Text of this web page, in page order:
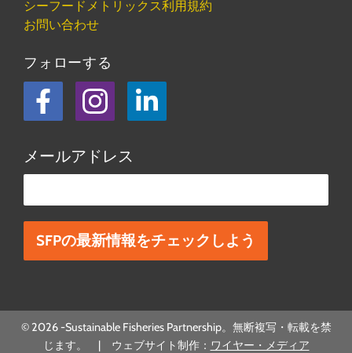
シーフードメトリックス利用規約
お問い合わせ
フォローする
フェイスブック
Instagram
LinkedIn
メールアドレス
© 2026 -Sustainable Fisheries Partnership。無断複写・転載を禁
じます。 | ウェブサイト制作： ワイヤー・メディア